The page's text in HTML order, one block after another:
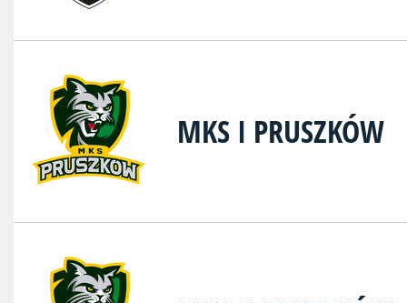
MKS I PRUSZKÓW